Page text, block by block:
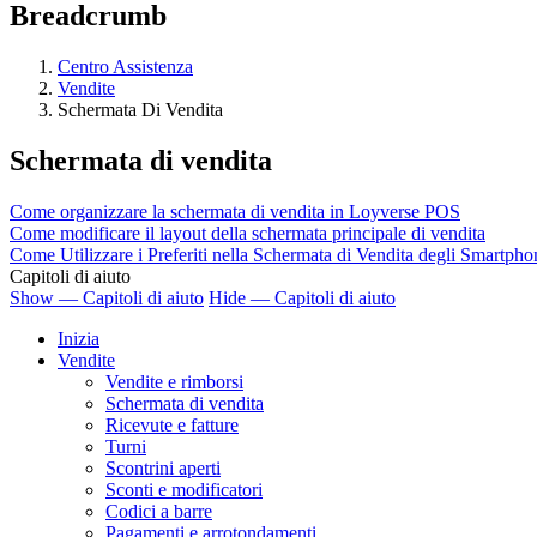
Breadcrumb
Centro Assistenza
Vendite
Schermata Di Vendita
Schermata di vendita
Come organizzare la schermata di vendita in Loyverse POS
Come modificare il layout della schermata principale di vendita
Come Utilizzare i Preferiti nella Schermata di Vendita degli
Capitoli di aiuto
Show — Capitoli di aiuto Hide — Capitoli di aiuto
Inizia
Vendite
Vendite e rimborsi
Schermata di vendita
Ricevute e fatture
Turni
Scontrini aperti
Sconti e modificatori
Codici a barre